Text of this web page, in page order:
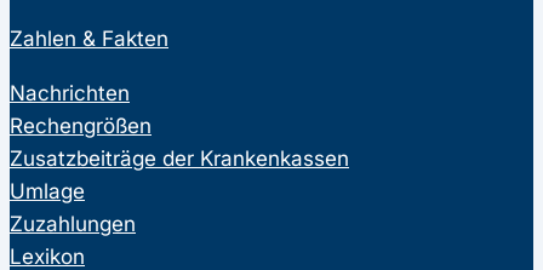
Zahlen & Fakten
Nachrichten
Rechengrößen
Zusatzbeiträge der Krankenkassen
Umlage
Zuzahlungen
Lexikon